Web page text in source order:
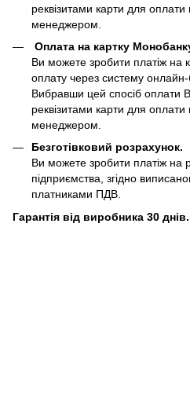
реквізитами карти для
менеджером.
Оплата на картку
Ви можете зробити платіж на
оплату через систему онлайн-
Вибравши цей спосіб оплати
реквізитами карти для
менеджером.
Безготівковий розрахунок.
Ви можете зробити платіж на
підприємства, згідно
платниками ПДВ.
Гарантія від виробника 30 днів.